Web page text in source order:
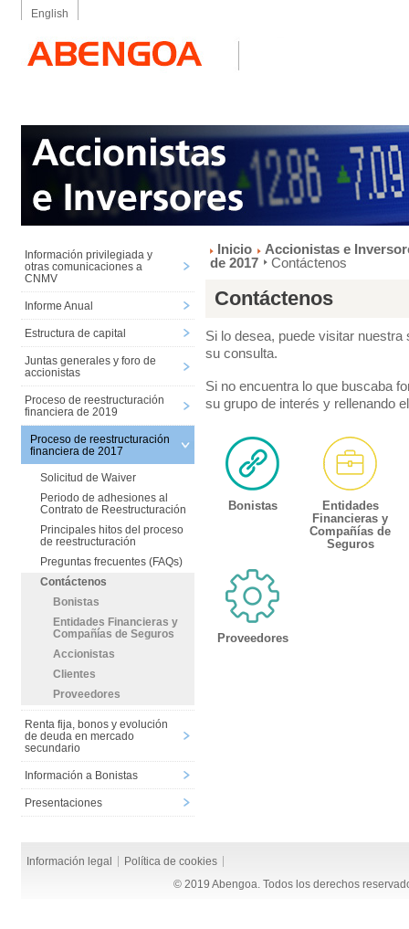
English
Información privilegiada y
otras comunicaciones a
CNMV
Informe Anual
Estructura de capital
Juntas generales y foro de
accionistas
Proceso de reestructuración
financiera de 2019
Proceso de reestructuración
financiera de 2017
Solicitud de Waiver
Periodo de adhesiones al
Contrato de Reestructuración
Principales hitos del proceso
de reestructuración
Preguntas frecuentes (FAQs)
Contáctenos
Bonistas
Entidades Financieras y
Compañías de Seguros
Accionistas
Clientes
Proveedores
Renta fija, bonos y evolución
de deuda en mercado
secundario
Información a Bonistas
Presentaciones
Inicio
Accionistas e
de 2017
Contáctenos
Contáctenos
Si lo desea, puede visitar
su consulta.
Si no encuentra lo que buscaba
su grupo de interés y rellenando
Bonistas
Entidades
Financieras y
Compañías de
Seguros
Proveedores
Información legal Política de cookies
© 2019 Abengoa. Todos los derechos